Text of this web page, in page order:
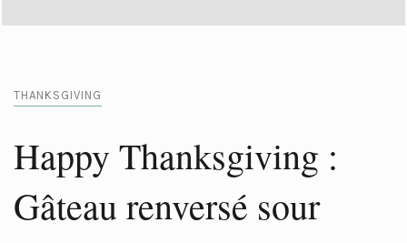
THANKSGIVING
Happy Thanksgiving :
Gâteau renversé sour